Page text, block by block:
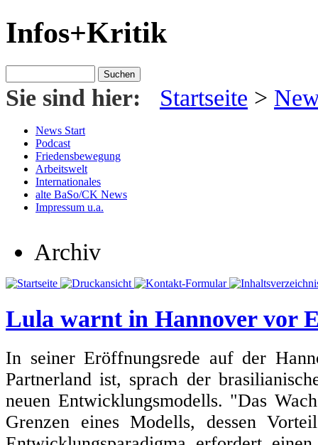
Infos+Kritik
Sie sind hier: Startseite >
News Start
Podcast
Friedensbewegung
Arbeitswelt
Internationales
alte BaSo/CK News
Impressum u.a.
Archiv
Lula warnt in Hannover vor
In seiner Eröffnungsrede auf der
Partnerland ist, sprach der
neuen Entwicklungsmodells. "Das
Grenzen eines Modells, dessen